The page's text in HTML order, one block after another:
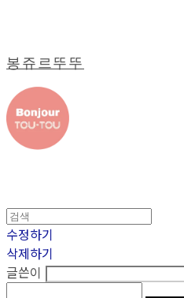
봉쥬르뚜뚜
수정하기
삭제하기
글쓴이